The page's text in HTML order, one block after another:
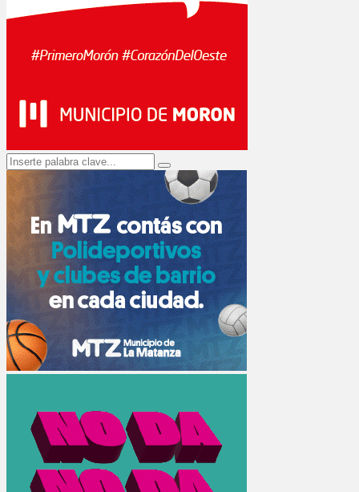
Search
for:
Search